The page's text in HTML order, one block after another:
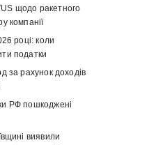
щодо ракетного
компанії
році: коли
податки
за рахунок доходів
РФ пошкоджені
виявили